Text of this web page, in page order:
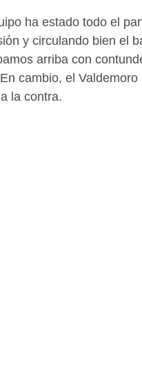
ha estado todo el
y circulando bien el
arriba con
cambio, el
la contra.